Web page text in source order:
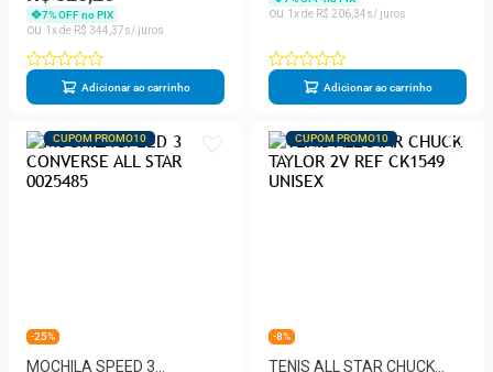
7% OFF no PIX
1
R$ 344 37
Adicionar ao carrinho
1
R$ 20634
Adicionar ao carrinho
CUPOM PROMO10
-25%
MOCHILA SPEED 3
CUPOM PROMO10
-8%
TENIS ALL STAR CHUCK